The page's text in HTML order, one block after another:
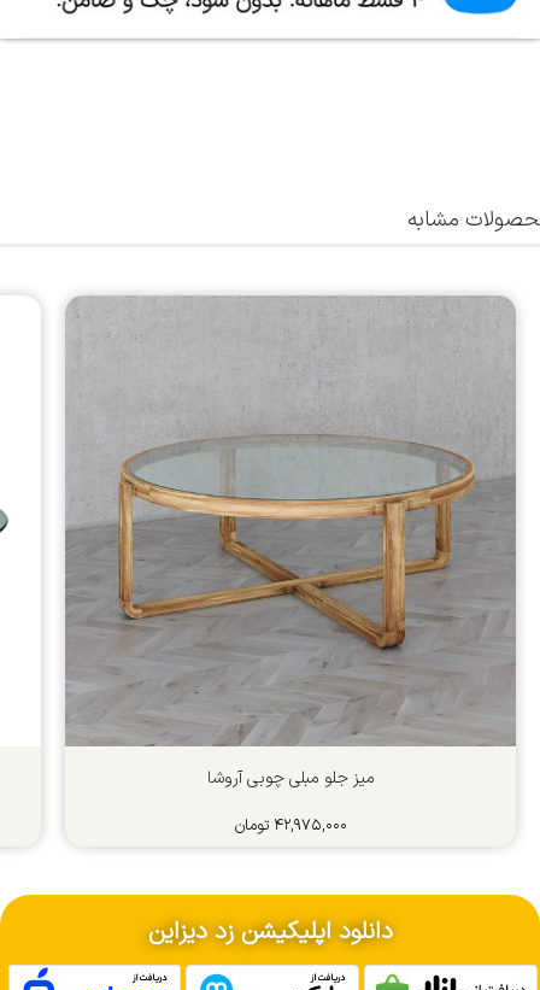
مشابه
میز جلو مبلی چوبی آروشا
۴۲,۹۷۵,۰۰۰ تومان
دانلود اپلیکیشن زد دیزاین